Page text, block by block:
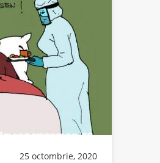
25 octombrie, 2020